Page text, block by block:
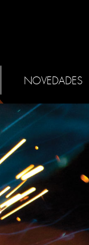
NOVEDADES